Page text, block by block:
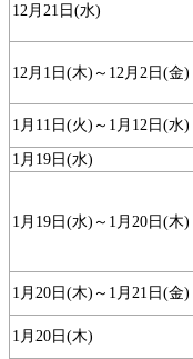
12月21日(水)
12月1日(木)～12月2日(金)
1月11日(火)～1月12日(水)
1月19日(水)
1月19日(水)～1月20日(木)
1月20日(木)～1月21日(金)
1月20日(木)